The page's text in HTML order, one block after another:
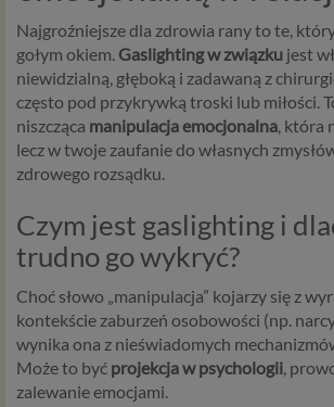
Najgroźniejsze dla zdrowia rany to te,
gołym okiem. Gaslighting w związku jest
niewidzialną, głęboką i zadawaną z
często pod przykrywką troski lub miłości.
niszcząca manipulacja emocjonalna, która
lecz w twoje zaufanie do własnych
zdrowego rozsądku.
Czym jest gaslighting i
trudno go wykryć?
Choć słowo „manipulacja” kojarzy się z
kontekście zaburzeń osobowości (np.
wynika ona z nieświadomych
Może to być projekcja w psychologii,
zalewanie emocjami.